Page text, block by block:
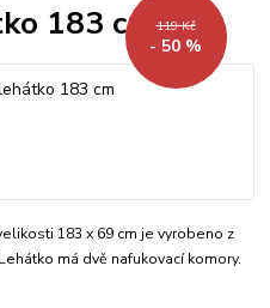
183 cm 119 Kč
- 50 %
183 x 69 cm je vyrobeno z
má dvě nafukovací komory.